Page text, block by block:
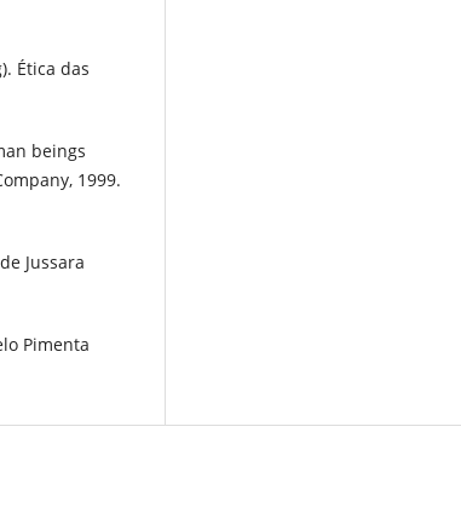
Ética das
beings
1999.
Jussara
Pimenta